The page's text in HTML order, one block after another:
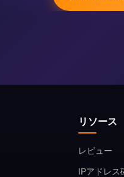
リソース
レビュー
IPアドレス